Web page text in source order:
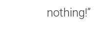
nothing!”